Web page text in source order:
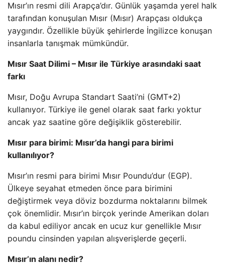
Mısır’ın resmi dili Arapça’dır. Günlük yaşamda yerel halk
tarafından konuşulan Mısır (Mısır) Arapçası oldukça
yaygındır. Özellikle büyük şehirlerde İngilizce konuşan
insanlarla tanışmak mümkündür.
Mısır Saat Dilimi – Mısır ile Türkiye arasındaki saat
farkı
Mısır, Doğu Avrupa Standart Saati’ni (GMT+2)
kullanıyor. Türkiye ile genel olarak saat farkı yoktur
ancak yaz saatine göre değişiklik gösterebilir.
Mısır para birimi: Mısır’da hangi para birimi
kullanılıyor?
Mısır’ın resmi para birimi Mısır Poundu’dur (EGP).
Ülkeye seyahat etmeden önce para birimini
değiştirmek veya döviz bozdurma noktalarını bilmek
çok önemlidir. Mısır’ın birçok yerinde Amerikan doları
da kabul ediliyor ancak en ucuz kur genellikle Mısır
poundu cinsinden yapılan alışverişlerde geçerli.
Mısır’ın alanı nedir?